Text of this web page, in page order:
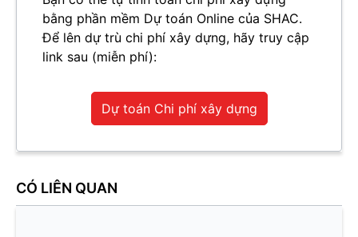
bằng phần mềm Dự toán Online của SHAC.
Để lên dự trù chi phí xây dựng, hãy truy cập
link sau (miễn phí):
Dự toán Chi phí xây dựng
CÓ LIÊN QUAN